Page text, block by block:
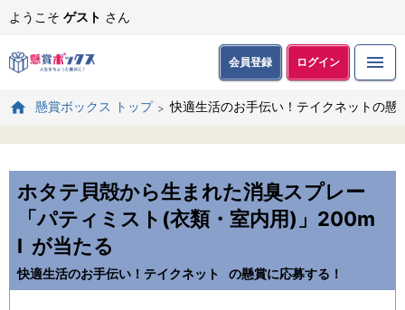
ようこそ ゲスト さん
会員登録 ログイン
懸賞ボックス トップ 快適生活のお手伝い！テイクネットの懸
ホタテ貝殻から生まれた消臭スプレー
「パティミスト(衣類・室内用)」200m
l が当たる
快適生活のお手伝い！テイクネット の懸賞に応募する！